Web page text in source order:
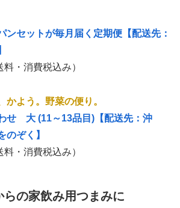
ンセットが毎月届く定期便【配送先：
料・消費税込み）
かよう。野菜の便り。
せ 大 (11～13品目)【配送先：沖
のぞく】
料・消費税込み）
の家飲み用つまみに